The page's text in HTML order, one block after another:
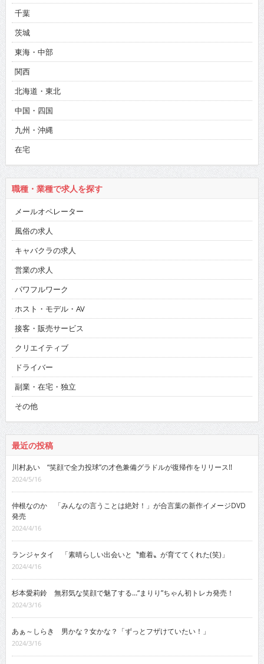
千葉
茨城
東海・中部
関西
北海道・東北
中国・四国
九州・沖縄
在宅
職種・業種で求人を探す
メールオペレーター
風俗の求人
キャバクラの求人
営業の求人
パワフルワーク
ホスト・モデル・AV
接客・販売サービス
クリエイティブ
ドライバー
副業・在宅・独立
その他
最近の投稿
川村あい “笑顔で全力投球”の才色兼備グラドルが復帰作をリリース!!
2024/5/16
仲根なのか 「みんなの言うことは絶対！」が合言葉の新作イメージDVD
発売
2024/4/16
ランジャタイ 「素晴らしい出会いと〝癒着〟が育ててくれた(笑)」
2024/4/16
杉本愛莉鈴 無邪気な笑顔で魅了する…“まりり”ちゃん初トレカ発売！
2024/3/16
あぁ～しらき 男かな？女かな？「ずっとフザけていたい！」
2024/3/16